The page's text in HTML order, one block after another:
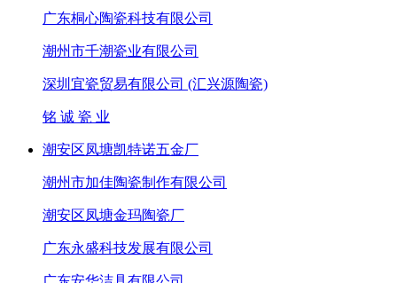
广东桐心陶瓷科技有限公司
潮州市千潮瓷业有限公司
深圳宜瓷贸易有限公司 (汇兴源陶瓷)
铭 诚 瓷 业
潮安区凤塘凯特诺五金厂
潮州市加佳陶瓷制作有限公司
潮安区凤塘金玛陶瓷厂
广东永盛科技发展有限公司